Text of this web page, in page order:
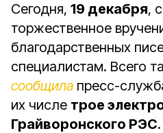
Сегодня, 19 декабря,
торжественное
благодарственных
специалистам. Всего
сообщила пресс-
их числе трое
Грайворонского РЭС